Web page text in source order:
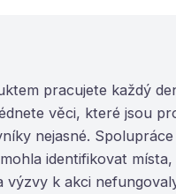
pracujete každý
věci, které jsou
nejasné. Spolupráce
identifikovat místa,
výzvy k akci